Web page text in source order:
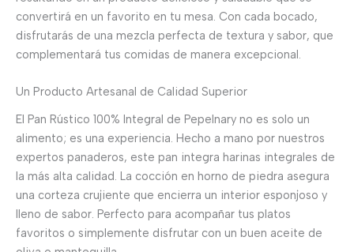
convertirá en un favorito en tu mesa. Con cada bocado,
disfrutarás de una mezcla perfecta de textura y sabor, que
complementará tus comidas de manera excepcional.
Un Producto Artesanal de Calidad Superior
El Pan Rústico 100% Integral de Pepelnary no es solo un
alimento; es una experiencia. Hecho a mano por nuestros
expertos panaderos, este pan integra harinas integrales de
la más alta calidad. La cocción en horno de piedra asegura
una corteza crujiente que encierra un interior esponjoso y
lleno de sabor. Perfecto para acompañar tus platos
favoritos o simplemente disfrutar con un buen aceite de